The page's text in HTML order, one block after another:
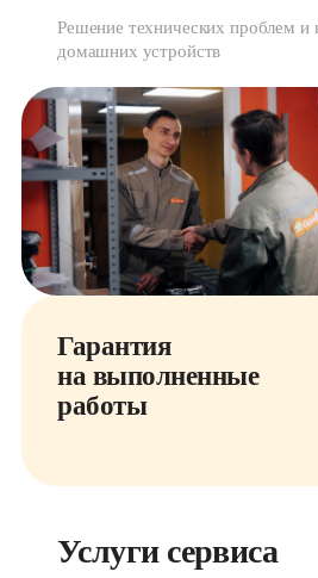
Решение технических проблем и
домашних устройств
Гарантия
на выполненные
работы
Услуги сервиса